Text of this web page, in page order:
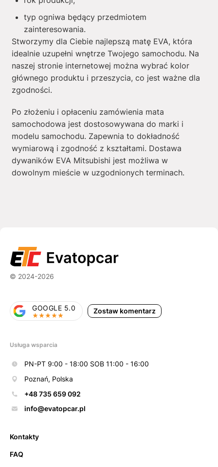
typ ogniwa będący przedmiotem
zainteresowania.
Stworzymy dla Ciebie najlepszą matę EVA, która
idealnie uzupełni wnętrze Twojego samochodu. Na
naszej stronie internetowej można wybrać kolor
głównego produktu i przeszycia, co jest ważne dla
zgodności.
Po złożeniu i opłaceniu zamówienia mata
samochodowa jest dostosowywana do marki i
modelu samochodu. Zapewnia to dokładność
wymiarową i zgodność z kształtami. Dostawa
dywaników EVA Mitsubishi jest możliwa w
dowolnym mieście w uzgodnionych terminach.
© 2024-2026
Zostaw komentarz
GOOGLE 5.0
Usługa wsparcia
PN-PT 9:00 - 18:00 SOB 11:00 - 16:00
Poznań, Polska
+48 735 659 092
info@evatopcar.pl
Kontakty
FAQ